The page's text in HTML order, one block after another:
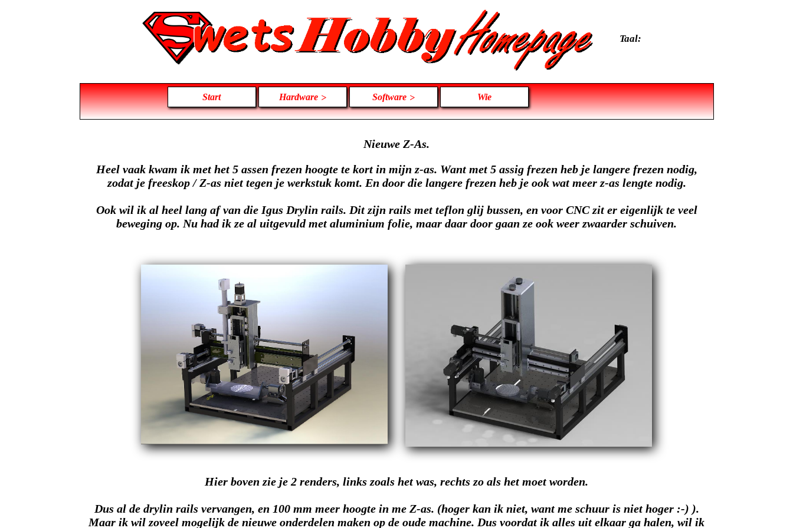
Taal:
Start Hardware Software Wie
Nieuwe Z-As.
Heel vaak kwam ik met het 5 assen frezen hoogte te kort in mijn z-as. Want met 5 assig frezen heb je langere frezen nodig,
zodat je freeskop / Z-as niet tegen je werkstuk komt. En door die langere frezen heb je ook wat meer z-as lengte nodig.
Ook wil ik al heel lang af van die Igus Drylin rails. Dit zijn rails met teflon glij bussen, en voor CNC zit er eigenlijk te veel
beweging op. Nu had ik ze al uitgevuld met aluminium folie, maar daar door gaan ze ook weer zwaarder schuiven.
Hier boven zie je 2 renders, links zoals het was, rechts zo als het moet worden.
Dus al de drylin rails vervangen, en 100 mm meer hoogte in me Z-as. (hoger kan ik niet, want me schuur is niet hoger :-) ).
Maar ik wil zoveel mogelijk de nieuwe onderdelen maken op de oude machine. Dus voordat ik alles uit elkaar ga halen, wil ik